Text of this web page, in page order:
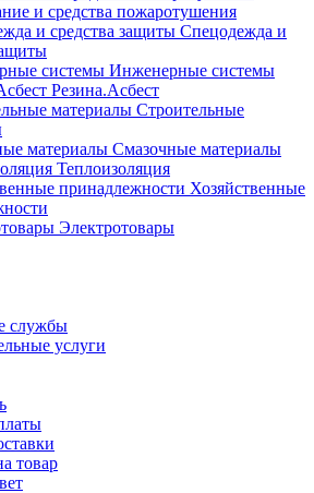
и средства пожаротушения
Спецодежда и
Инженерные системы
Резина.Асбест
Строительные
Смазочные материалы
Теплоизоляция
Хозяйственные
Электротовары
службы
услуги
товар